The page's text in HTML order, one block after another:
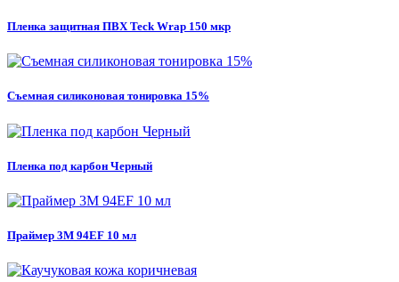
Пленка защитная ПВХ Teck Wrap 150 мкр
Съемная силиконовая тонировка 15%
Пленка под карбон Черный
Праймер 3M 94EF 10 мл